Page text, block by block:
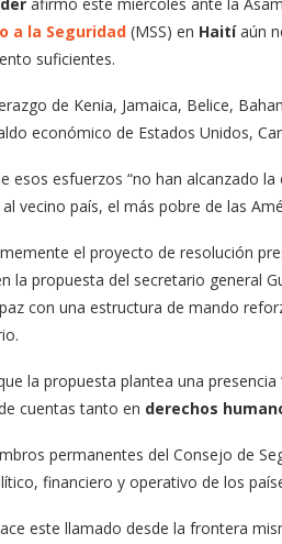
a la Seguridad (MSS) en Haitíaún
suficientes.
de Kenia, Jamaica, Belice,
económico de Estados Unidos,
esos esfuerzos “no han alcanzado
vecino país, el más pobre de las
el proyecto de resolución
la propuesta del secretario general
con una estructura de mando
la propuesta plantea una
cuentas tanto en derechos
permanentes del Consejo de
financiero y operativo de los
este llamado desde la frontera